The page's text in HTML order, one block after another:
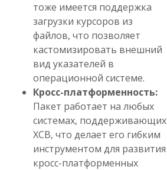
тоже имеется поддержка
загрузки курсоров из
файлов, что позволяет
кастомизировать внешний
вид указателей в
операционной системе.
Кросс-платформенность:
Пакет работает на любых
системах, поддерживающих
XCB, что делает его гибким
инструментом для развития
кросс-платформенных